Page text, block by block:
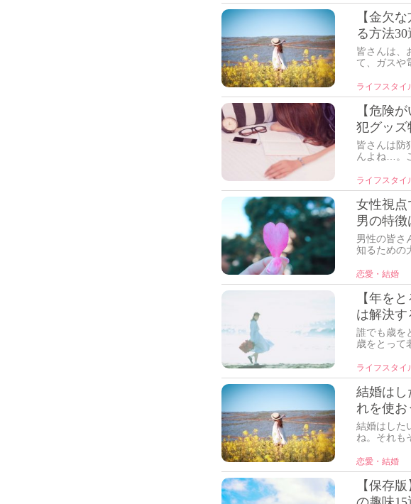
【金欠
る方法30
皆さんは、
て、ガスや
ライフスタイ
【危険
犯グッズ
皆さんは防
んよね…。
ライフスタイ
女性視点
男の特徴
男性の皆さ
知るための
恋愛・結婚
【年を
は解決す
誰でも歳を
歳をとって
ライフスタイ
結婚はし
れを使お
結婚はした
ね。それも
恋愛・結婚
【保存